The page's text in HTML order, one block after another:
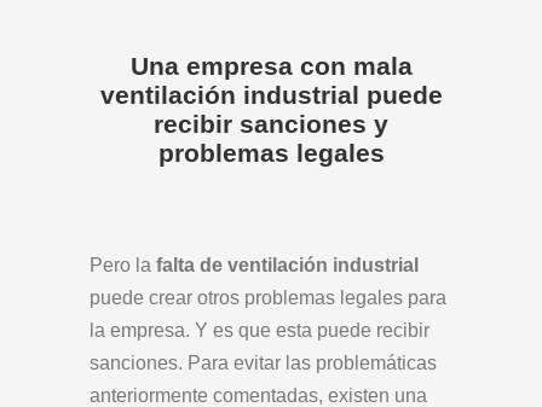
Una empresa con mala
ventilación industrial puede
recibir sanciones y
problemas legales
Pero la falta de ventilación industrial
puede crear otros problemas legales para
la empresa. Y es que esta puede recibir
sanciones. Para evitar las problemáticas
anteriormente comentadas, existen una